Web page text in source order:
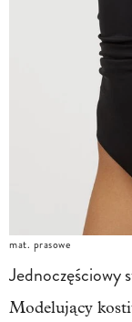
mat. prasowe
Jednoczęściowy
Modelujący